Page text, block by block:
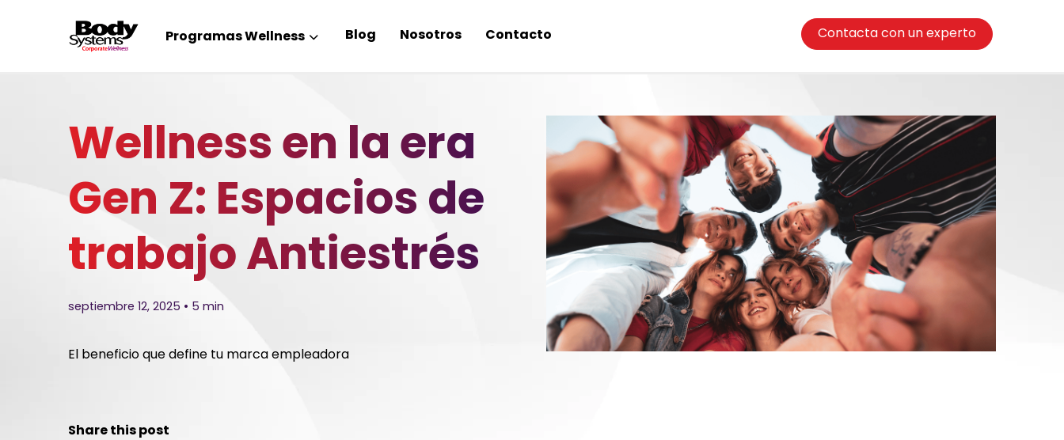
Programas Wellness Blog Nosotros Contacto Contacta con un experto
Wellness en la era
Gen Z: Espacios de
trabajo Antiestrés
septiembre 12, 2025 • 5 min
El beneficio que define tu marca empleadora
Share this post